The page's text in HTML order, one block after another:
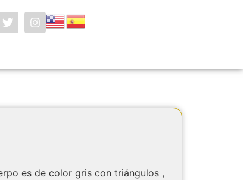
es de color gris con triángulos ,